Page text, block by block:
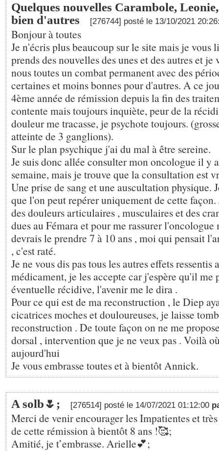
Quelques nouvelles Carambole,
bien d'autres
[276744] posté le 13/10/2021
Bonjour à toutes
Je n'écris plus beaucoup sur le site mais je vous
prends des nouvelles des unes et des autres et je
nous toutes un combat permanent avec des
certaines et moins bonnes pour d'autres. A ce
4ème année de rémission depuis la fin des
contente mais toujours inquiète, peur de la
douleur me tracasse, je psychote toujours.
atteinte de 3 ganglions).
Sur le plan psychique j'ai du mal à être sereine.
Je suis donc allée consulter mon oncologue il y
semaine, mais je trouve que la consultation est
Une prise de sang et une auscultation physique.
que l'on peut repérer uniquement de cette
des douleurs articulaires , musculaires et des
dues au Fémara et pour me rassurer
devrais le prendre 7 à 10 ans , moi qui pensait
, c'est raté.
Je ne vous dis pas tous les autres effets ressentis
médicament, je les accepte car j'espère qu'il me
éventuelle récidive, l'avenir me le dira .
Pour ce qui est de ma reconstruction , le Diep
cicatrices moches et douloureuses, je laisse
reconstruction . De toute façon on ne me
dorsal , intervention que je ne veux pas . Voilà
aujourd'hui
Je vous embrasse toutes et à bientôt Annick.
A solb🌷; [276514] posté le 14/07/2021 01:12:00
Merci de venir encourager les Impatientes et
de cette rémission à bientôt 8 ans !🥰;
Amitié, je t’embrasse. Arielle💕;